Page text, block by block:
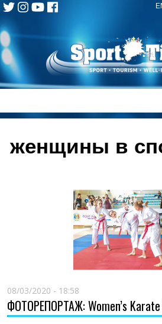
Skip
to
content
женщины в
08/03/2020 - 18:58
ФОТОРЕПОРТАЖ: Women’s